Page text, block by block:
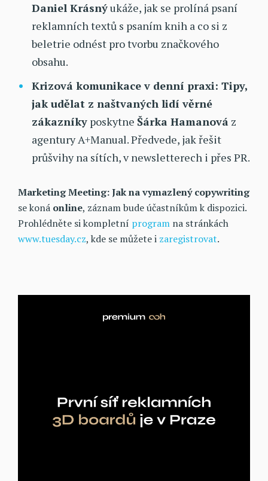
Daniel Krásnýukáže, jak se prolíná psaní
reklamních textů s psaním knih a co si z
beletrie odnést pro tvorbu značkového
obsahu.
Krizová komunikace v denní praxi: Tipy,
jak udělat z naštvaných lidí věrné
zákazníky poskytne Šárka Hamanová z
agentury A+Manual. Předvede, jak řešit
průšvihy na sítích, v newsletterech i přes PR.
Marketing Meeting: Jak na vymazlený copywriting
se koná online, záznam bude účastníkům k dispozici.
Prohlédněte si kompletní program na stránkách
www.tuesday.cz, kde se můžete i zaregistrovat.